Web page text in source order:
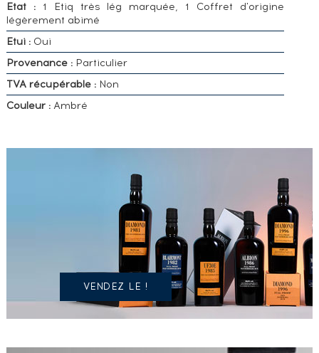
Etat :1 Etiq très lég marquée, 1 Coffret d'origine
légèrement abimé
Etui :Oui
Provenance :Particulier
TVA récupérable :Non
Couleur :Ambré
POSSÉDEZ
SPIRITUEUX
IDENTIQUE
VENDEZ LE !